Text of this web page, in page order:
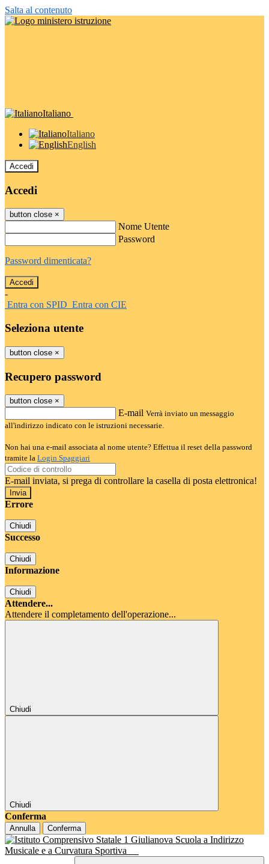
Salta al contenuto
Italiano
Italiano
English
Accedi
Accedi
button close ×
Nome Utente
Password
Password dimenticata?
-
Entra con SPID Entra con CIE
Seleziona utente
button close ×
Recupero password
button close ×
E-mail Verrà inviato un messaggio
all'indirizzo indicato con le istruzioni necessarie.
Non hai una e-mail associata al nome utente? Effettua il reset della password
tramite la Login Spaggiari
E-mail inviata, si prega di controllare la casella di posta elettronica!
Errore
Chiudi
Successo
Chiudi
Informazione
Chiudi
Attendere...
Attendere il completamento dell'operazione...
Chiudi
Chiudi
Conferma
Annulla Conferma
Scuola a Indirizzo
Musicale e a Curvatura Sportiva